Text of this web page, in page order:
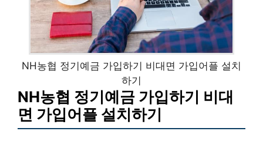
NH농협 정기예금 가입하기 비대면 가입어플 설치
하기
NH농협 정기예금 가입하기 비대
면 가입어플 설치하기